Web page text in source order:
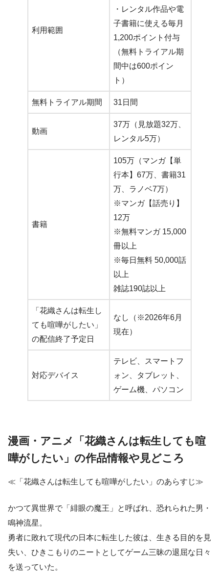
利用範囲
・レンタル作品や電
子書籍に使える毎月
1,200ポイント付与
（無料トライアル期
間中は600ポイン
ト）
無料トライアル期間 31日間
動画
37万（見放題32万、
レンタル5万）
書籍
105万（マンガ【単
行本】67万、書籍31
万、ラノベ7万）
※マンガ【話売り】
12万
※無料マンガ 15,000
冊以上
※毎日無料 50,000話
以上
雑誌190誌以上
「花織さんは転生し
ても喧嘩がしたい」
の配信終了予定日
なし（※2026年6月
現在）
対応デバイス
テレビ、スマートフ
ォン、タブレット、
ゲーム機、パソコン
漫画・アニメ「花織さんは転生しても喧
嘩がしたい」の作品情報や見どころ
≪「花織さんは転生しても喧嘩がしたい」のあらすじ≫
かつて異世界で「緋眼の魔王」と呼ばれ、恐れられた男・
鳴神流星。
勇者に敗れて現代の日本に転生した彼は、生きる目的を見
失い、ひきこもりのニートとしてゲーム三昧の退屈な日々
を送っていた。